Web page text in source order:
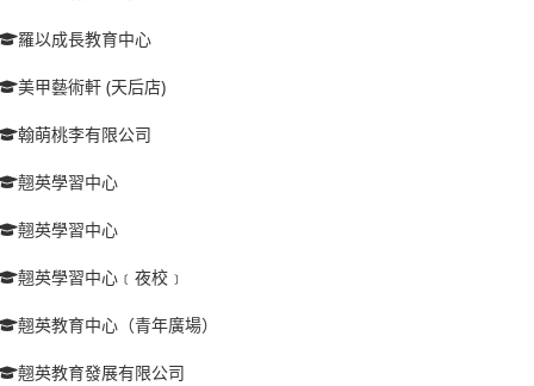
羅以成長教育中心
美甲藝術軒 (天后店)
翰萌桃李有限公司
翹英學習中心
翹英學習中心
翹英學習中心﹝夜校﹞
翹英教育中心（青年廣場）
翹英教育發展有限公司